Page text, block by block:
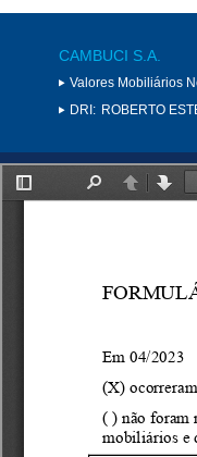
CAMBUCI S.A.
Valores Mobiliários
DRI: ROBERTO